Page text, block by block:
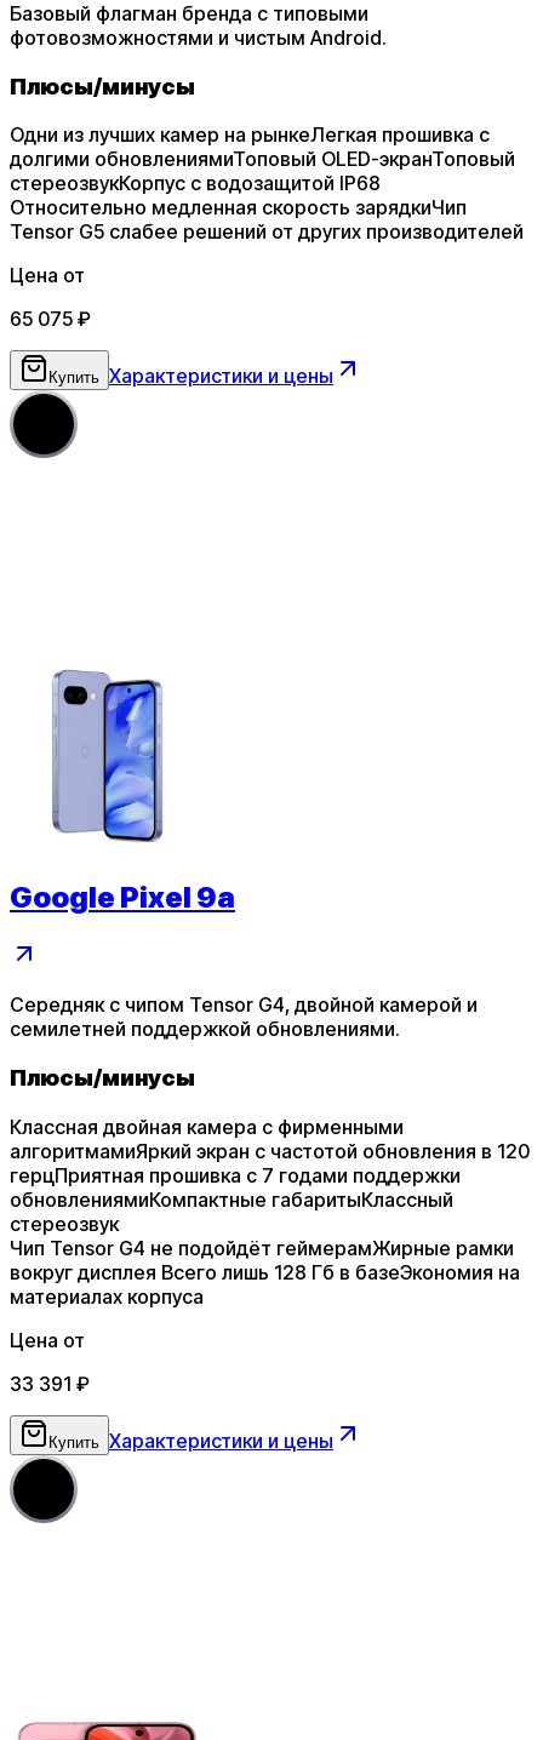
Базовый флагман бренда с типовыми
фотовозможностями и чистым Android.
Плюсы/минусы
Одни из лучших камер на рынкеЛегкая прошивка с
долгими обновлениямиТоповый OLED-экранТоповый
стереозвукКорпус с водозащитой IP68
Относительно медленная скорость зарядкиЧип
Tensor G5 слабее решений от других производителей
Цена от
65 075 ₽
Купить Характеристики и цены
Google Pixel 9a
Середняк с чипом Tensor G4, двойной камерой и
семилетней поддержкой обновлениями.
Плюсы/минусы
Классная двойная камера с фирменными
алгоритмамиЯркий экран с частотой обновления в 120
герцПриятная прошивка с 7 годами поддержки
обновлениямиКомпактные габаритыКлассный
стереозвук
Чип Tensor G4 не подойдёт геймерамЖирные рамки
вокруг дисплея Всего лишь 128 Гб в базеЭкономия на
материалах корпуса
Цена от
33 391 ₽
Купить Характеристики и цены